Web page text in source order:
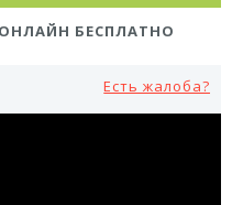
БЕСПЛАТНО
Есть жалоба?